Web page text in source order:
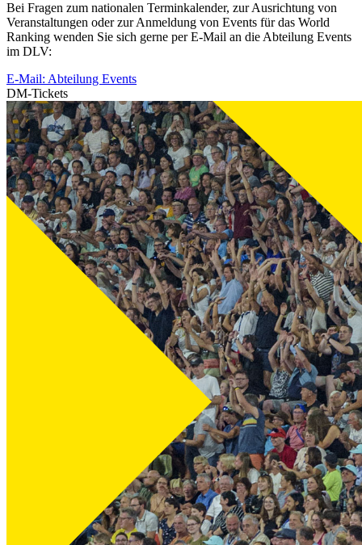
Bei Fragen zum nationalen Terminkalender, zur Ausrichtung von
Veranstaltungen oder zur Anmeldung von Events für das World
Ranking wenden Sie sich gerne per E-Mail an die Abteilung Events
im DLV:
E-Mail: Abteilung Events
DM-Tickets